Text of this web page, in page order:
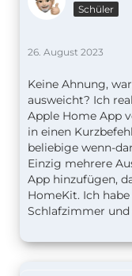
Schüler
26. August 2023
Keine Ahnung,
ausweicht? Ich
Apple Home App
in einen
beliebige wenn-
Einzig mehrere
App hinzufügen,
HomeKit. Ich
Schlafzimmer